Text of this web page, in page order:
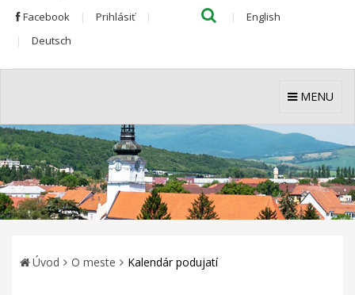
Facebook Prihlásiť English
Deutsch
MENU
Úvod O meste Kalendár podujatí